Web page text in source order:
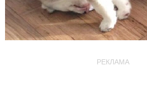
РЕКЛАМА